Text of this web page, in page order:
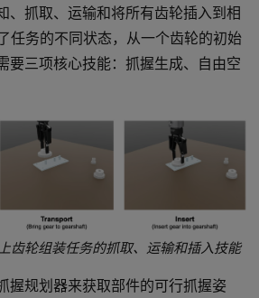
、抓取、运输和将所有齿轮插入到相
任务的不同状态，从一个齿轮的初始
要三项核心技能：抓握生成、自由空
齿轮组装任务的抓取、运输和插入技能
握规划器来获取部件的可行抓握姿